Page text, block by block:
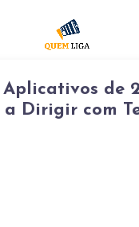
Aplicativos de
a Dirigir com